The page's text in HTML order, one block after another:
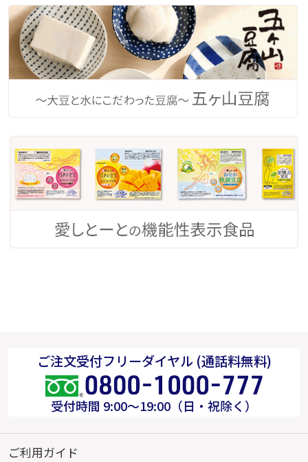
ご注文受付フリーダイヤル (通話料無料)
受付時間 9:00～19:00（日・祝除く）
ご利用ガイド